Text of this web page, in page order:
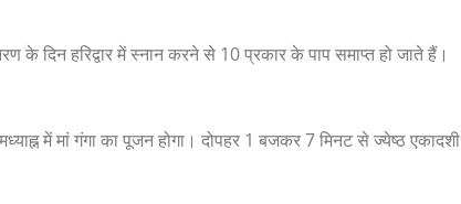
के दिन हरिद्वार में स्नान करने से 10 प्रकार के पाप समाप्त हो जाते हैं।
में मां गंगा का पूजन होगा। दोपहर 1 बजकर 7 मिनट से ज्येष्ठ एकादशी